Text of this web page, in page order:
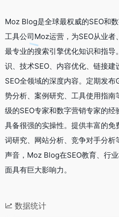
Moz Blog是全球最权威的SEO和
工具公司Moz运营，为SEO从业
最专业的搜索引擎优化知识和指导
识、技术SEO、内容优化、链接建
SEO全领域的深度内容。定期发
势分析、案例研究、工具使用指
级的SEO专家和数字营销专家的经
具备很强的实操性。提供丰富的免
词研究、网站分析、竞争对手分析
声音，Moz Blog在SEO教育、行
面具有巨大影响力。
数据统计